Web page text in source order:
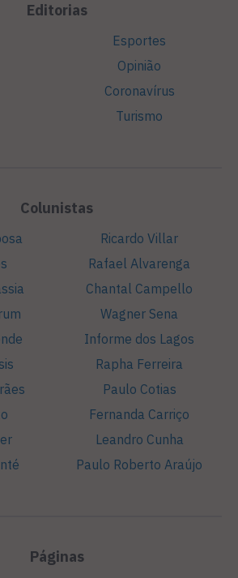
Editorias
Esportes
Opinião
Coronavírus
Turismo
Colunistas
Ricardo Villar
Rafael Alvarenga
Chantal Campello
Wagner Sena
Informe dos Lagos
Rapha Ferreira
Paulo Cotias
Fernanda Carriço
Leandro Cunha
Paulo Roberto Araújo
Páginas